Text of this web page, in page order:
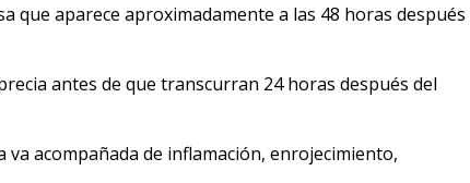
que aparece aproximadamente a las 48 horas después
antes de que transcurran 24 horas después del
va acompañada de inflamación, enrojecimiento,